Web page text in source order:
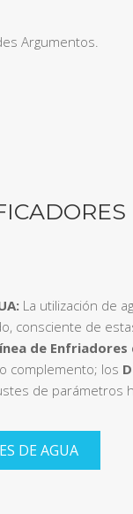
Argumentos.
La utilización de
consciente de
de Enfriadores
complemento; los
de parámetros
DE AGUA